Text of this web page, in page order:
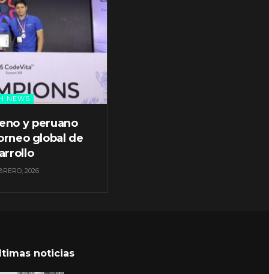
NEWS
y peruano
global de
2026
noticias